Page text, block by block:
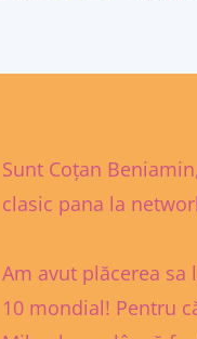
Sunt Coțan
clasic pana la
Am avut plăcerea
10 mondial! Pentru